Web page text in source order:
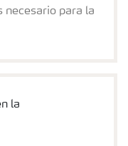
necesario para la